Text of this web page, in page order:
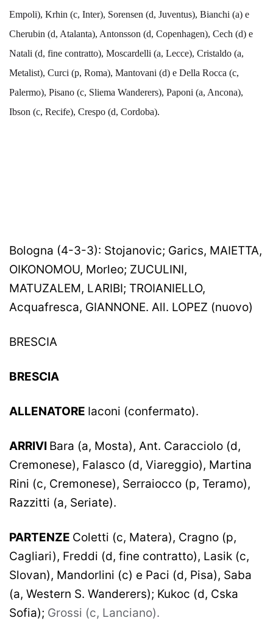
Empoli), Krhin (c, Inter), Sorensen (d, Juventus), Bianchi (a) e
Cherubin (d, Atalanta), Antonsson (d, Copenhagen), Cech (d) e
Natali (d, fine contratto), Moscardelli (a, Lecce), Cristaldo (a,
Metalist), Curci (p, Roma), Mantovani (d) e Della Rocca (c,
Palermo), Pisano (c, Sliema Wanderers), Paponi (a, Ancona),
Ibson (c, Recife), Crespo (d, Cordoba).
Bologna (4-3-3): Stojanovic; Garics, MAIETTA,
OIKONOMOU, Morleo; ZUCULINI,
MATUZALEM, LARIBI; TROIANIELLO,
Acquafresca, GIANNONE. All. LOPEZ (nuovo)
BRESCIA
BRESCIA
ALLENATORE Iaconi (confermato).
ARRIVI Bara (a, Mosta), Ant. Caracciolo (d,
Cremonese), Falasco (d, Viareggio), Martina
Rini (c, Cremonese), Serraiocco (p, Teramo),
Razzitti (a, Seriate).
PARTENZE Coletti (c, Matera), Cragno (p,
Cagliari), Freddi (d, fine contratto), Lasik (c,
Slovan), Mandorlini (c) e Paci (d, Pisa), Saba
(a, Western S. Wanderers); Kukoc (d, Cska
Sofia); Grossi (c, Lanciano).